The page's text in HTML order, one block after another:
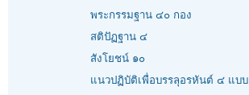
พระกรรมฐาน ๔๐ กอง
สติปัฏฐาน ๔
สังโยชน์ ๑๐
แนวปฏิบัติเพื่อบรรลุอรหันต์ ๔ แบบ